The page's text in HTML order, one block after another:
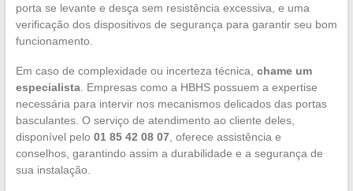
porta se levante e desça sem resistência excessiva, e uma
verificação dos dispositivos de segurança para garantir seu bom
funcionamento.
Em caso de complexidade ou incerteza técnica, chame um
especialista. Empresas como a HBHS possuem a expertise
necessária para intervir nos mecanismos delicados das portas
basculantes. O serviço de atendimento ao cliente deles,
disponível pelo 01 85 42 08 07, oferece assistência e
conselhos, garantindo assim a durabilidade e a segurança de
sua instalação.